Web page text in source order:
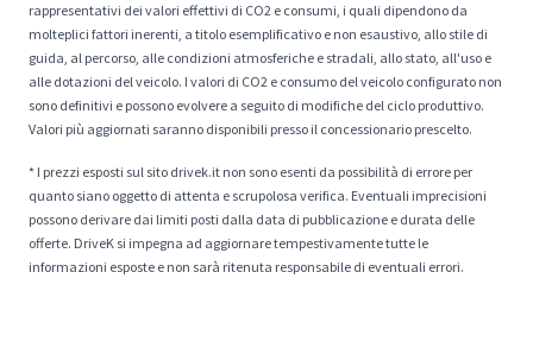
rappresentativi dei valori effettivi di CO2 e consumi, i quali dipendono da
molteplici fattori inerenti, a titolo esemplificativo e non esaustivo, allo stile di
guida, al percorso, alle condizioni atmosferiche e stradali, allo stato, all'uso e
alle dotazioni del veicolo. I valori di CO2 e consumo del veicolo configurato non
sono definitivi e possono evolvere a seguito di modifiche del ciclo produttivo.
Valori più aggiornati saranno disponibili presso il concessionario prescelto.
* I prezzi esposti sul sito drivek.it non sono esenti da possibilità di errore per
quanto siano oggetto di attenta e scrupolosa verifica. Eventuali imprecisioni
possono derivare dai limiti posti dalla data di pubblicazione e durata delle
offerte. DriveK si impegna ad aggiornare tempestivamente tutte le
informazioni esposte e non sarà ritenuta responsabile di eventuali errori.